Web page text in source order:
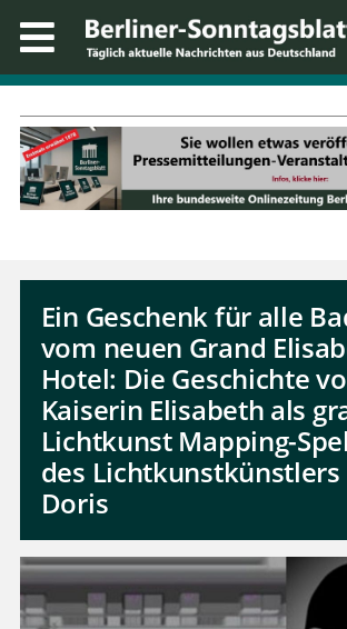
Ein Geschenk für alle
vom neuen Grand
Hotel: Die Geschichte
Kaiserin Elisabeth als
Lichtkunst Mapping-
des
Doris